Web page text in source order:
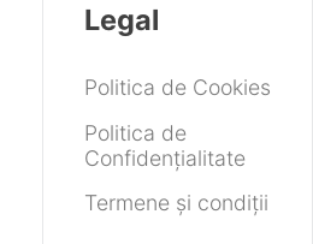
Legal
Politica de Cookies
Politica de
Confidențialitate
Termene și condiții